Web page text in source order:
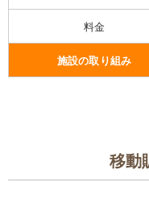
料金
施設の取り組み
移動